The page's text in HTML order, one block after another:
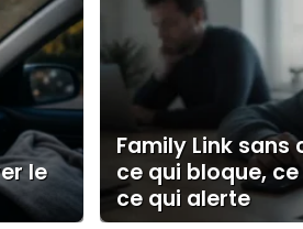
le
Family Link
ce qui bloque,
ce qui alerte